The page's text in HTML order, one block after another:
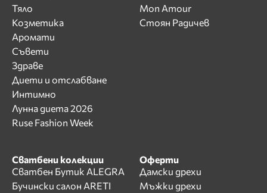
Тяло
Козметика
Аромати
Съвети
Здраве
Диети и отслабване
Интимно
Лунна диета 2026
Ruse Fashion Week
Mon Amour
Стоян Радичев
Сватбени колекции
Сватбен Бутик ALEGRA
Бучински салон ARETI
Оферти
Дамски дрехи
Мъжки дрехи